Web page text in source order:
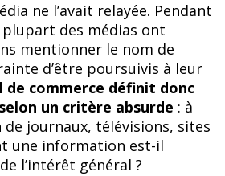
ne l’avait relayée. Pendant
des médias ont
mentionner le nom de
d’être poursuivis à leur
de commerce définit donc
un critère absurde : à
de journaux, télévisions, sites
une information est-il
l’intérêt général ?